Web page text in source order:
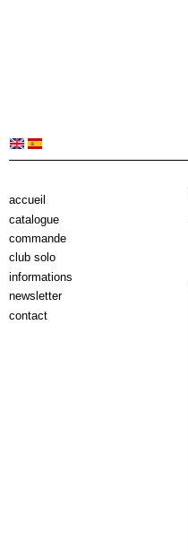
accueil
catalogue
commande
club solo
informations
newsletter
contact